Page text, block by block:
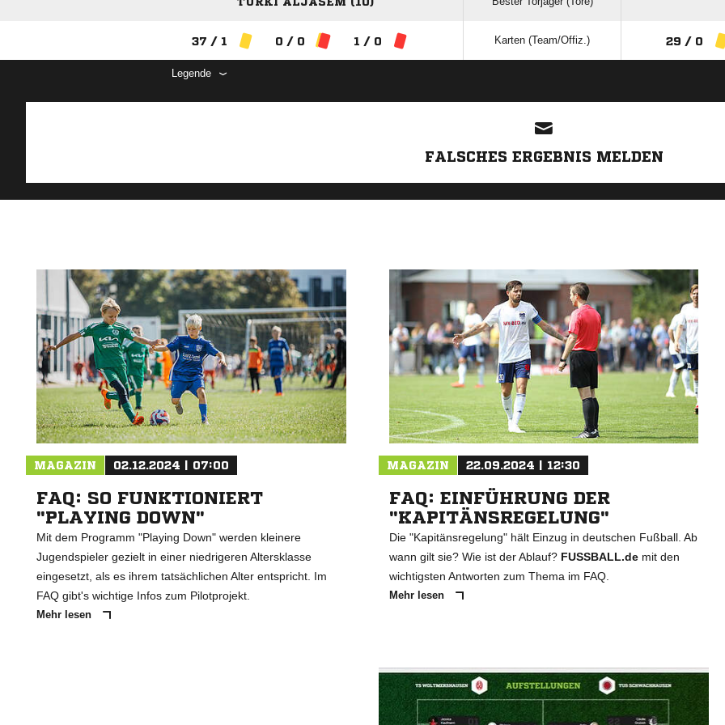
37 / 1 0 / 0 1 / 0 Karten (Team/Offiz.) 29 / 0
Legende
FALSCHES ERGEBNIS MELDEN
MAGAZIN 02.12.2024 | 07:00
FAQ: SO FUNKTIONIERT
"PLAYING DOWN"
Mit dem Programm "Playing Down" werden kleinere
Jugendspieler gezielt in einer niedrigeren Altersklasse
eingesetzt, als es ihrem tatsächlichen Alter entspricht. Im
FAQ gibt's wichtige Infos zum Pilotprojekt.
Mehr lesen
MAGAZIN 22.09.2024 | 12:30
FAQ: EINFÜHRUNG DER
"KAPITÄNSREGELUNG"
Die "Kapitänsregelung" hält Einzug in deutschen Fußball. Ab
wann gilt sie? Wie ist der Ablauf? FUSSBALL.demit den
wichtigsten Antworten zum Thema im FAQ.
Mehr lesen